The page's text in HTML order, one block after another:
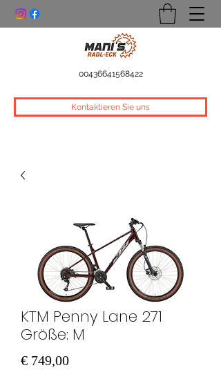
00436641568422
Kontaktieren Sie uns
KTM Penny Lane 271
Größe: M
€ 749,00Preis